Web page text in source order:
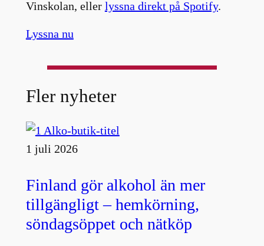
Vinskolan, eller lyssna direkt på Spotify.
Lyssna nu
Fler nyheter
1 juli 2026
Finland gör alkohol än mer
tillgängligt – hemkörning,
söndagsöppet och nätköp